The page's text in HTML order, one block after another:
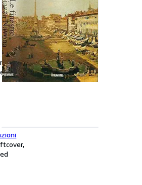
finestre di Piazza Navona